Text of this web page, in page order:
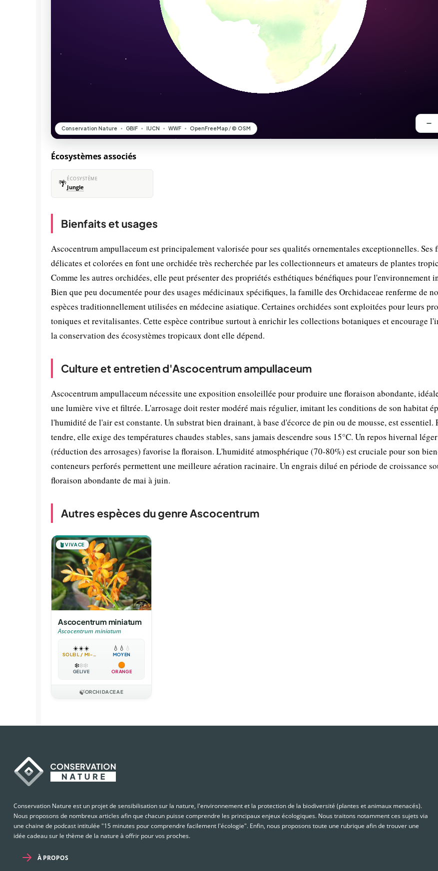
Écosystèmes associés
🌴ÉCOSYSTÈME
Jungle
Bienfaits et usages
Ascocentrum ampullaceum est principalement valorisée pour ses qualités ornementales exceptionnelles. Ses
délicates et colorées en font une orchidée très recherchée par les collectionneurs et amateurs de plantes
Comme les autres orchidées, elle peut présenter des propriétés esthétiques bénéfiques pour l'environnement
Bien que peu documentée pour des usages médicinaux spécifiques, la famille des Orchidaceae renferme de
espèces traditionnellement utilisées en médecine asiatique. Certaines orchidées sont exploitées pour leurs
toniques et revitalisantes. Cette espèce contribue surtout à enrichir les collections botaniques et encourage
la conservation des écosystèmes tropicaux dont elle dépend.
Culture et entretien d'Ascocentrum ampullaceum
Ascocentrum ampullaceum nécessite une exposition ensoleillée pour produire une floraison abondante,
une lumière vive et filtrée. L'arrosage doit rester modéré mais régulier, imitant les conditions de son habitat
l'humidité de l'air est constante. Un substrat bien drainant, à base d'écorce de pin ou de mousse, est essentiel.
tendre, elle exige des températures chaudes stables, sans jamais descendre sous 15°C. Un repos hivernal léger
(réduction des arrosages) favorise la floraison. L'humidité atmosphérique (70-80%) est cruciale pour son
conteneurs perforés permettent une meilleure aération racinaire. Un engrais dilué en période de croissance
floraison abondante de mai à juin.
Autres espèces du genre Ascocentrum
🪴VIVACE
Ascocentrum miniatum
Ascocentrum miniatum
☀️☀️☀️
SOLEIL / MI-OMBRE
💧 💧 💧
MOYEN
❄️❄️❄️
GÉLIVE ORANGE
🍃ORCHIDACEAE
Conservation Nature est un projet de sensibilisation sur la nature, l'environnement et la protection de la biodiversité (plantes et animaux menacés).
Nous proposons de nombreux articles afin que chacun puisse comprendre les principaux enjeux écologiques. Nous traitons notamment ces sujets via
une chaine de podcast intitulée "15 minutes pour comprendre facilement l'écologie". Enfin, nous proposons toute une rubrique afin de trouver une
idée cadeau sur le thème de la nature à offrir pour vos proches.
À PROPOS